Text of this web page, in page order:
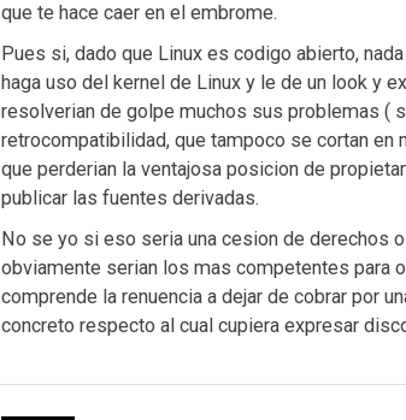
que te hace caer en el embrome.
Pues si, dado que Linux es codigo abierto,
haga uso del kernel de Linux y le de un look y
resolverian de golpe muchos sus problemas (
retrocompatibilidad, que tampoco se cortan en
que perderian la ventajosa posicion de
publicar las fuentes derivadas.
No se yo si eso seria una cesion de derechos
obviamente serian los mas competentes para
comprende la renuencia a dejar de cobrar por
concreto respecto al cual cupiera expresar